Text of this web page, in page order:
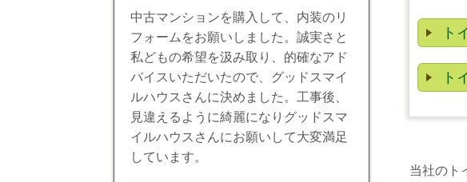
ト
ト
当社のト
中古マンションを購入して、内装のリ
フォームをお願いしました。誠実さと
私どもの希望を汲み取り、的確なアド
バイスいただいたので、グッドスマイ
ルハウスさんに決めました。工事後、
見違えるように綺麗になりグッドスマ
イルハウスさんにお願いして大変満足
しています。